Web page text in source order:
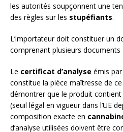
les autorités soupçonnent une
des règles sur les stupéfiants.
L’importateur doit constituer un
comprenant plusieurs documents
Le certificat d’analyse émis
constitue la pièce maîtresse de
démontrer que le produit contient
(seuil légal en vigueur dans l’UE
composition exacte en
d’analyse utilisées doivent être